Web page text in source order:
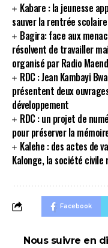
Kabare : la jeunesse
sauver la rentrée
Bagira: face aux
résolvent de travailler
organisé par Radio
RDC : Jean Kambayi
présentent deux
développement
RDC : un projet de
pour préserver la
Kalehe : des actes de
Kalonge, la société civile
Facebook
Nous suivre en